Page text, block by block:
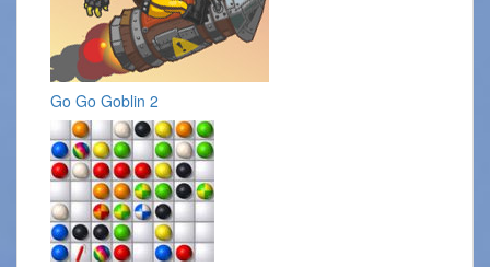
Go Go Goblin 2